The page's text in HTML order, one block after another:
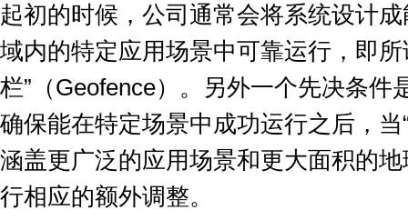
起初的时候，公司通常会将系统设计
域内的特定应用场景中可靠运行，即
栏” （Geofence）。另外一个先决条件
确保能在特定场景中成功运行之后，当
涵盖更广泛的应用场景和更大面积的
行相应的额外调整。